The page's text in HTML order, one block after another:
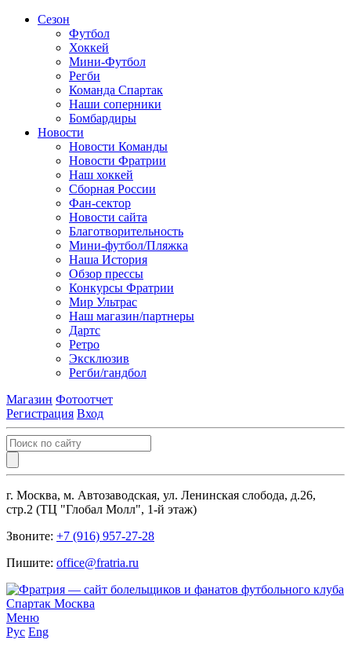
Сезон
Футбол
Хоккей
Мини-Футбол
Регби
Команда Спартак
Наши соперники
Бомбардиры
Новости
Новости Команды
Новости Фратрии
Наш хоккей
Сборная России
Фан-cектор
Новости сайта
Благотворительность
Мини-футбол/Пляжка
Наша История
Обзор прессы
Конкурсы Фратрии
Мир Ультрас
Наш магазин/партнеры
Дартс
Ретро
Эксклюзив
Регби/гандбол
Магазин Фотоотчет
Регистрация Вход
г. Москва, м. Автозаводская, ул. Ленинская слобода, д.26,
стр.2 (ТЦ "Глобал Молл", 1-й этаж)
Звоните: +7 (916) 957-27-28
Пишите: office@fratria.ru
Меню
Рус Eng